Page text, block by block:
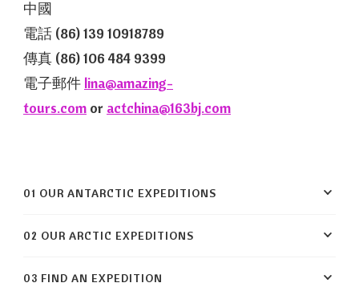
中國
電話 (86) 139 10918789
傳真 (86) 106 484 9399
電子郵件 lina@amazing-
tours.com or actchina@163bj.com
01 OUR ANTARCTIC EXPEDITIONS
02 OUR ARCTIC EXPEDITIONS
03 FIND AN EXPEDITION